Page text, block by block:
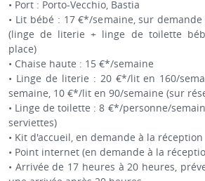
• Port : Porto-Vecchio, Bastia
• Lit bébé : 17 €*/semaine, sur
(linge de literie + linge de toilette
place)
• Chaise haute : 15 €*/semaine
• Linge de literie : 20 €*/lit en 160/
semaine, 10 €*/lit en 90/semaine (sur
• Linge de toilette : 8 €*/personne/
serviettes)
• Kit d'accueil, en demande à la réception
• Point internet (en demande à la
• Arrivée de 17 heures à 20 heures,